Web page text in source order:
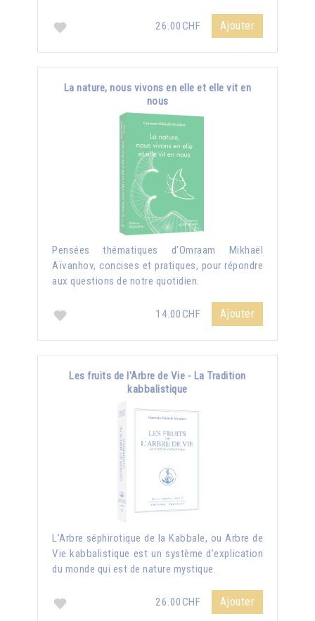
26.00CHF Ajouter
La nature, nous vivons en elle et elle vit en
nous
Pensées thématiques d'Omraam Mikhaël
Aïvanhov, concises et pratiques, pour répondre
aux questions de notre quotidien.
14.00CHF Ajouter
Les fruits de l'Arbre de Vie - La Tradition
kabbalistique
L’Arbre séphirotique de la Kabbale, ou Arbre de
Vie kabbalistique est un système d’explication
du monde qui est de nature mystique.
26.00CHF Ajouter